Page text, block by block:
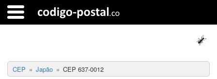
CEP Japão CEP 637-0012